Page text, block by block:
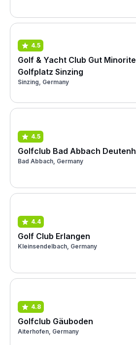
4.5
Golf & Yacht Club Gut
Golfplatz Sinzing
Sinzing, Germany
4.5
Golfclub Bad Abbach
Bad Abbach, Germany
4.4
Golf Club Erlangen
Kleinsendelbach, Germany
4.8
Golfclub Gäuboden
Aiterhofen, Germany